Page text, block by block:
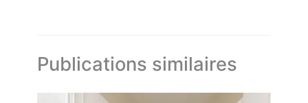
Publications similaires